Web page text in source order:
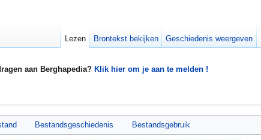
aan Berghapedia? Klik hier om je aan te melden !
Bestandsgeschiedenis Bestandsgebruik
Lezen Brontekst bekijken Geschiedenis weergeven